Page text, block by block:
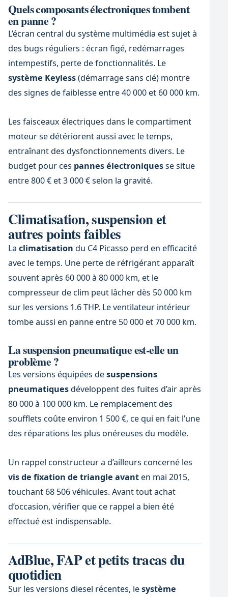
Quels composants électroniques tombent
en panne ?
L’écran central du système multimédia est sujet à
des bugs réguliers : écran figé, redémarrages
intempestifs, perte de fonctionnalités. Le
système Keyless(démarrage sans clé) montre
des signes de faiblesse entre 40 000 et 60 000 km.
Les faisceaux électriques dans le compartiment
moteur se détériorent aussi avec le temps,
entraînant des dysfonctionnements divers. Le
budget pour ces pannes électroniquesse situe
entre 800 € et 3 000 € selon la gravité.
Climatisation, suspension et
autres points faibles
La climatisation du C4 Picasso perd en efficacité
avec le temps. Une perte de réfrigérant apparaît
souvent après 60 000 à 80 000 km, et le
compresseur de clim peut lâcher dès 50 000 km
sur les versions 1.6 THP. Le ventilateur intérieur
tombe aussi en panne entre 50 000 et 70 000 km.
La suspension pneumatique est-elle un
problème ?
Les versions équipées desuspensions
pneumatiquesdéveloppent des fuites d’air après
80 000 à 100 000 km. Le remplacement des
soufflets coûte environ 1 500 €, ce qui en fait l’une
des réparations les plus onéreuses du modèle.
Un rappel constructeur a d’ailleurs concerné les
vis de fixation de triangle avanten mai 2015,
touchant 68 506 véhicules. Avant tout achat
d’occasion, vérifier que ce rappel a bien été
effectué est indispensable.
AdBlue, FAP et petits tracas du
quotidien
Sur les versions diesel récentes, lesystème